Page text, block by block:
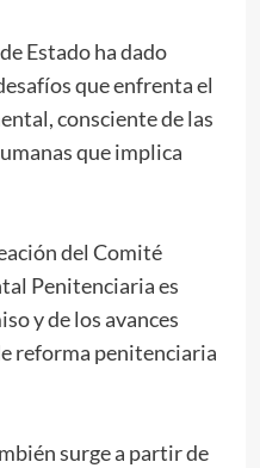
Estado ha dado
que enfrenta el
consciente de las
que implica
del Comité
Penitenciaria es
y de los avances
reforma penitenciaria
surge a partir de